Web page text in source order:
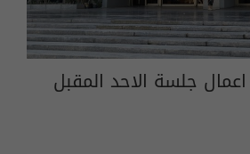
جلسة الاحد المقبل